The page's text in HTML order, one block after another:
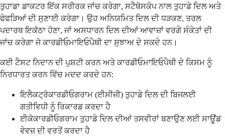
ਤੁਹਾਡਾ ਡਾਕਟਰ ਇੱਕ ਸਰੀਰਕ ਜਾਂਚ ਕਰੇਗਾ, ਸਟੈਥੋਸਕੋਪ ਨਾਲ ਤੁਹਾਡੇ ਦਿਲ ਅਤੇ
ਫੇਫੜਿਆਂ ਦੀ ਸੁਣਾਈ ਕਰੇਗਾ। ਉਹ ਅਨਿਯਮਿਤ ਦਿਲ ਦੀ ਧੜਕਣ, ਤਰਲ
ਪਦਾਰਥ ਇਕੱਠਾ ਹੋਣਾ, ਜਾਂ ਅਸਧਾਰਨ ਦਿਲ ਦੀਆਂ ਆਵਾਜ਼ਾਂ ਵਰਗੇ ਸੰਕੇਤਾਂ ਦੀ
ਜਾਂਚ ਕਰੇਗਾ ਜੋ ਕਾਰਡੀਓਮਾਇਓਪੈਥੀ ਦਾ ਸੁਝਾਅ ਦੇ ਸਕਦੇ ਹਨ।
ਕਈ ਟੈਸਟ ਨਿਦਾਨ ਦੀ ਪੁਸ਼ਟੀ ਕਰਨ ਅਤੇ ਕਾਰਡੀਓਮਾਇਓਪੈਥੀ ਦੇ ਕਿਸਮ ਨੂੰ
ਨਿਰਧਾਰਤ ਕਰਨ ਵਿੱਚ ਮਦਦ ਕਰਦੇ ਹਨ:
ਇਲੈਕਟ੍ਰੋਕਾਰਡੀਓਗਰਾਮ (ਈਸੀਜੀ) ਤੁਹਾਡੇ ਦਿਲ ਦੀ ਬਿਜਲਈ
ਗਤੀਵਿਧੀ ਨੂੰ ਰਿਕਾਰਡ ਕਰਦਾ ਹੈ
ਈਕੋਕਾਰਡੀਓਗਰਾਮ ਤੁਹਾਡੇ ਦਿਲ ਦੀਆਂ ਤਸਵੀਰਾਂ ਬਣਾਉਣ ਲਈ ਸਾਊਂਡ
ਵੇਵਜ਼ ਦੀ ਵਰਤੋਂ ਕਰਦਾ ਹੈ